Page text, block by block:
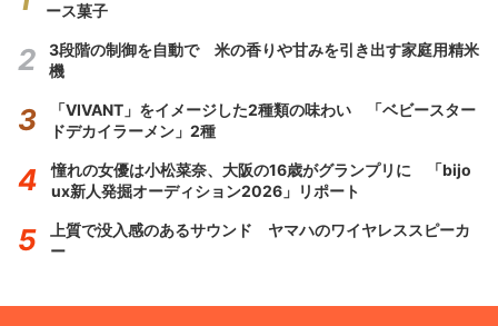
ース菓子
3段階の制御を自動で 米の香りや甘みを引き出す家庭用精米
機
「VIVANT」をイメージした2種類の味わい 「ベビースター
ドデカイラーメン」2種
憧れの女優は小松菜奈、大阪の16歳がグランプリに 「bijo
ux新人発掘オーディション2026」リポート
上質で没入感のあるサウンド ヤマハのワイヤレススピーカ
ー